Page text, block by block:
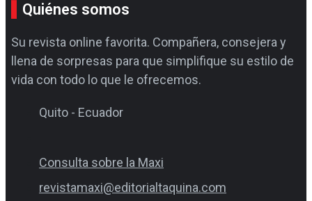
Quiénes somos
Su revista online favorita. Compañera, consejera y
llena de sorpresas para que simplifique su estilo de
vida con todo lo que le ofrecemos.
Quito - Ecuador
Consulta sobre la Maxi
revistamaxi@editorialtaquina.com